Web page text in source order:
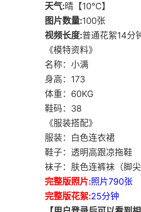
天气:晴【10℃】
图片数量:100张
视频长度:普通花絮14分
《模特资料》
名称：小满
身高：173
体重：60KG
鞋码：38
《服装搭配》
服装：白色连衣裙
鞋子：透明高跟凉拖鞋
袜子：肤色连裤袜（脚尖
完整版照片:照片790张
完整版花絮:25分钟